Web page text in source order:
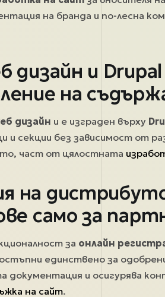
на бранда и по-лесна
дизайн и Drupal
на
дизайн и е изграден върху
и секции без зависимост от
част от цялостната
на
само за
за онлайн
единствено за
документация и осигурява
на сайт.